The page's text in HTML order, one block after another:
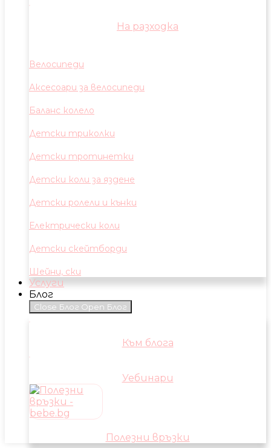
На разходка
Велосипеди
Аксесоари за велосипеди
Баланс колело
Детски триколки
Детски тротинетки
Детски коли за яздене
Детски ролели и кънки
Електрически коли
Детски скейтборди
Шейни, ски
Услуги
Блог
Close Блог Open Блог
Към блога
Уебинари
Полезни връзки